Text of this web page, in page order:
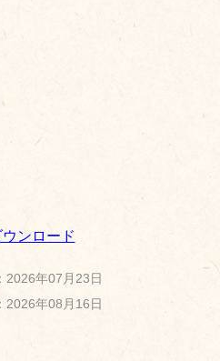
ンロード
2026年07月23日
2026年08月16日